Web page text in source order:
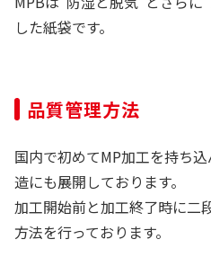
した紙袋です。
品質管理方法
国内で初めてMP加工を持ち
造にも展開しております。
加工開始前と加工終了時に二
方法を行っております。